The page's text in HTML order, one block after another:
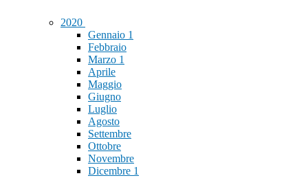
2020
Gennaio 1
Febbraio
Marzo 1
Aprile
Maggio
Giugno
Luglio
Agosto
Settembre
Ottobre
Novembre
Dicembre 1